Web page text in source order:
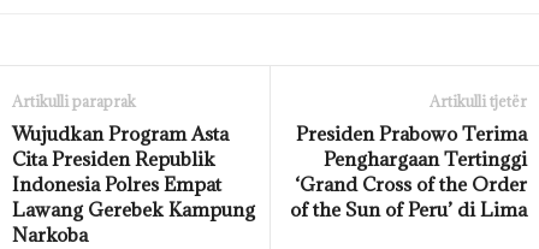
Artikulli paraprak
Wujudkan Program Asta
Cita Presiden Republik
Indonesia Polres Empat
Lawang Gerebek Kampung
Narkoba
Artikulli tjetër
Presiden Prabowo Terima
Penghargaan Tertinggi
‘Grand Cross of the Order
of the Sun of Peru’ di Lima